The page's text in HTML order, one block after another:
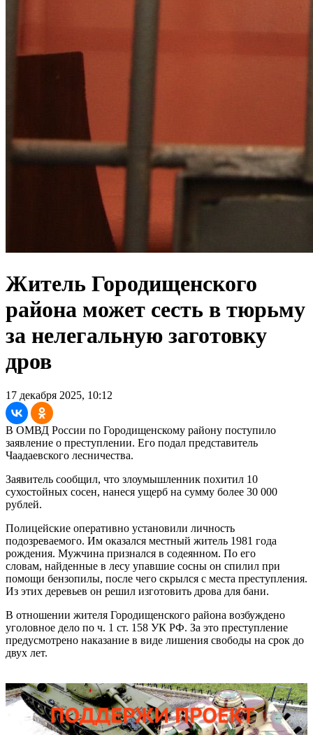
Житель Городищенского
района может сесть в тюрьму
за нелегальную заготовку
дров
17 декабря 2025, 10:12
В ОМВД России по Городищенскому району поступило
заявление о преступлении. Его подал представитель
Чаадаевского лесничества.
Заявитель сообщил, что злоумышленник похитил 10
сухостойных сосен, нанеся ущерб на сумму более 30 000
рублей.
Полицейские оперативно установили личность
подозреваемого. Им оказался местный житель 1981 года
рождения. Мужчина признался в содеянном. По его
словам, найденные в лесу упавшие сосны он спилил при
помощи бензопилы, после чего скрылся с места преступления.
Из этих деревьев он решил изготовить дрова для бани.
В отношении жителя Городищенского района возбуждено
уголовное дело по ч. 1 ст. 158 УК РФ. За это преступление
предусмотрено наказание в виде лишения свободы на срок до
двух лет.